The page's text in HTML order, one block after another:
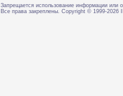
Запрещается использование информации или
Все права закреплены. Copyright © 1999-